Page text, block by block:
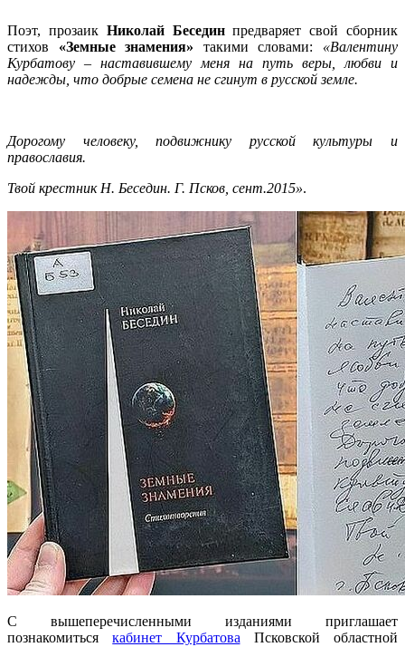
Поэт, прозаик Николай Бесединпредваряет свой сборник
стихов «Земные знамения» такими словами: «Валентину
Курбатову – наставившему меня на путь веры, любви и
надежды, что добрые семена не сгинут в русской земле.
Дорогому человеку, подвижнику русской культуры и
православия.
Твой крестник Н. Беседин. Г. Псков, сент.2015».
С вышеперечисленными изданиями приглашает
познакомитьсякабинет Курбатова Псковской областной